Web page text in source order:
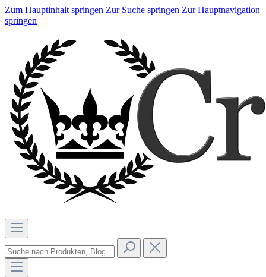
Zum Hauptinhalt springen Zur Suche springen Zur Hauptnavigation
springen